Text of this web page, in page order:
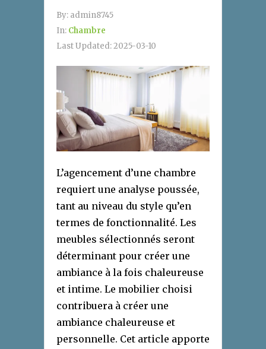
By: admin8745
In: Chambre
Last Updated:2025-03-10
L’agencement d’une chambre
requiert une analyse poussée,
tant au niveau du style qu’en
termes de fonctionnalité. Les
meubles sélectionnés seront
déterminant pour créer une
ambiance à la fois chaleureuse
et intime. Le mobilier choisi
contribuera à créer une
ambiance chaleureuse et
personnelle. Cet article apporte